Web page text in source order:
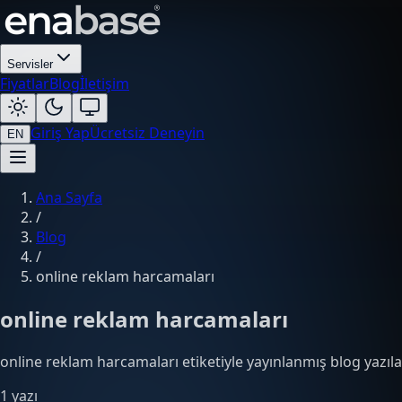
Servisler
FiyatlarBlogİletişim
EN Giriş YapÜcretsiz Deneyin
Ana Sayfa
/
Blog
/
online reklam harcamaları
online reklam harcamaları
online reklam harcamaları etiketiyle yayınlanmış blog
1 yazı